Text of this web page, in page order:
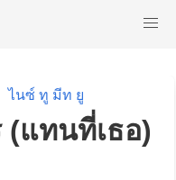
ไนซ์ ทู มีท ยู
(แทนที่เธอ)